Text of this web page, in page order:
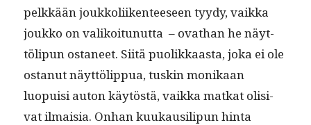
pelkkään joukkoli­iken­teeseen tyy­dy, vaik­ka
joukko on valikoitunut­ta – ovathan he näyt­
tölipun osta­neet. Siitä puo­likkaas­ta, joka ei ole
ostanut näyt­tölip­pua, tuskin monikaan
luopuisi auton käytöstä, vaik­ka matkat oli­si­
vat ilmaisia. Onhan kuukausilipun hin­ta